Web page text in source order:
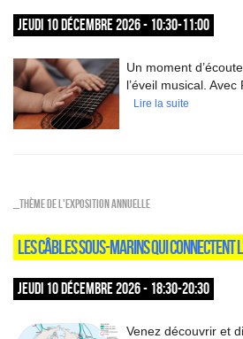
JEUDI 10 DÉCEMBRE 2026 - 10:30-11:00
Un moment
l’éveil musical. Avec
Lire la suite
_Thème de l'exposition annuelle
LES CÂBLES SOUS-MARINS QUI CONNECTENT
JEUDI 10 DÉCEMBRE 2026 - 18:30-20:30
Venez découvrir et